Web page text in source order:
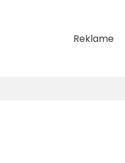
Reklame